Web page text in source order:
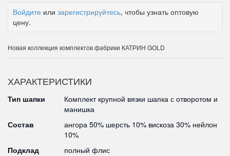
Войдите или зарегистрируйтесь, чтобы узнать оптовую
цену.
Новая коллекция комплектов фабрики КАТРИН GOLD
ХАРАКТЕРИСТИКИ
Тип шапки
Комплект крупной вязки шапка с отворотом и
манишка
Состав
ангора 50% шерсть 10% вискоза 30% нейлон
10%
Подклад
полный флис